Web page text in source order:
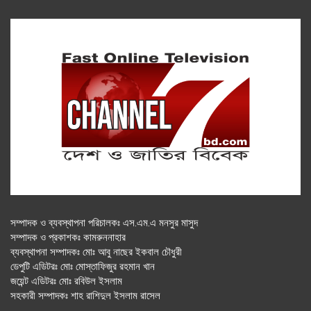
সম্পাদক ও ব্যবস্থাপনা পরিচালকঃ এস.এম.এ মনসুর মাসুদ
সম্পাদক ও প্রকাশকঃ কামরুননাহার
ব্যবস্থাপনা সম্পাদকঃ মোঃ আবু নাছের ইকবাল চৌধুরী
ডেপুটি এডিটরঃ মোঃ মোস্তাফিজুর রহমান খান
জয়েন্ট এডিটরঃ মোঃ রবিউল ইসলাম
সহকারী সম্পাদকঃ শাহ রাশিদুল ইসলাম রাসেল